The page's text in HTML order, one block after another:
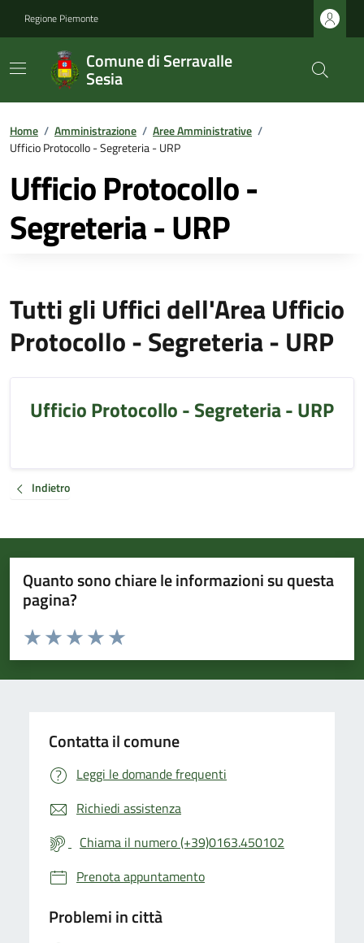
Regione Piemonte
Comune di Serravalle
Sesia
Home / Amministrazione / Aree Amministrative /
Ufficio Protocollo - Segreteria - URP
Ufficio Protocollo -
Segreteria - URP
Tutti gli Uffici dell'Area Ufficio
Protocollo - Segreteria - URP
Ufficio Protocollo - Segreteria - URP
Indietro
Quanto sono chiare le informazioni su questa
pagina?
Valuta da 1 a 5 stelle la pagina
Valuta 5 stelle su 5
Valuta 4 stelle su 5
Valuta 3 stelle su 5
Valuta 2 stelle su 5
Valuta 1 stelle su 5
Contatta il comune
Leggi le domande frequenti
Richiedi assistenza
Chiama il numero (+39)0163.450102
Prenota appuntamento
Problemi in città